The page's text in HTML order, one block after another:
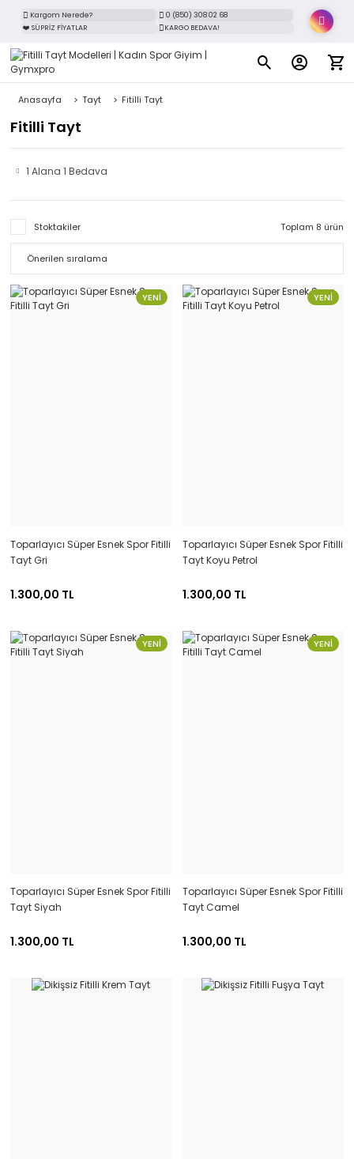
Kargom Nerede?
0 (850) 308 02 68
❤️ SÜPRİZ FİYATLAR
KARGO BEDAVA!
Anasayfa Tayt Fitilli Tayt
Fitilli Tayt
1 Alana 1 Bedava
Stoktakiler Toplam 8 ürün
YENİ
Toparlayıcı Süper Esnek Spor Fitilli
Tayt Gri
1.300,00 TL
YENİ
Toparlayıcı Süper Esnek Spor Fitilli
Tayt Koyu Petrol
1.300,00 TL
YENİ
Toparlayıcı Süper Esnek Spor Fitilli
Tayt Siyah
1.300,00 TL
YENİ
Toparlayıcı Süper Esnek Spor Fitilli
Tayt Camel
1.300,00 TL